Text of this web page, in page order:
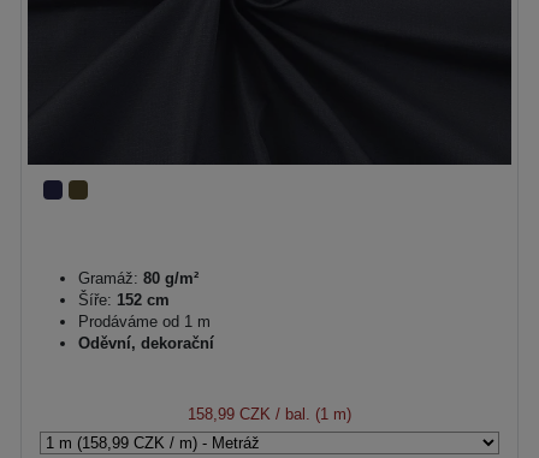
Gramáž: 80 g/m²
Šíře: 152 cm
Prodáváme od 1 m
Oděvní, dekorační
158,99 CZK / bal. (1 m)